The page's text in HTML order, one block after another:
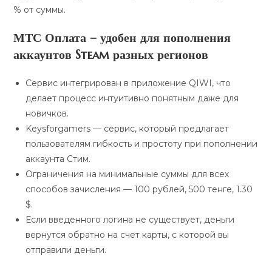
% от суммы.
МТС Оплата – удобен для пополнения
аккаунтов Steam разных регионов
Сервис интегрирован в приложение QIWI, что
делает процесс интуитивно понятным даже для
новичков.
Keysforgamers — сервис, который предлагает
пользователям гибкость и простоту при пополнении
аккаунта Стим.
Ограничения на минимальные суммы для всех
способов зачисления — 100 рублей, 500 тенге, 1.30
$.
Если введенного логина не существует, деньги
вернутся обратно на счет карты, с которой вы
отправили деньги.